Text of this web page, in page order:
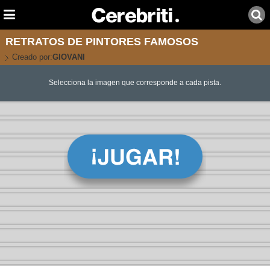
RETRATOS DE PINTORES FAMOSOS
Creado por:GIOVANI
Selecciona la imagen que corresponde a cada pista.